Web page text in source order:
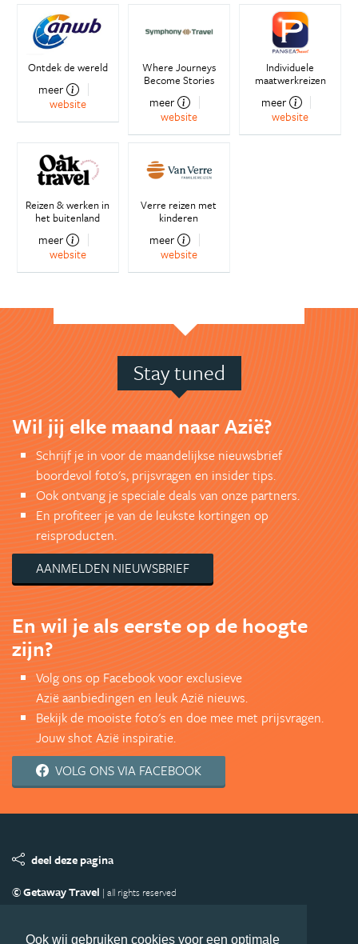
Ook wij gebruiken cookies voor een optimale
Ontdek de wereld
meer
website
Where Journeys
Become Stories
meer
website
Individuele
maatwerkreizen
meer
website
Reizen & werken in
het buitenland
meer
website
Verre reizen met
kinderen
meer
website
Stay tuned
Wil jij elke maand naar Azië?
Schrijf je in voor de maandelijkse nieuwsbrief
boordevol foto's, prijsvragen en insider tips.
Ook ontvang je speciale deals van onze partners.
En profiteer je van de leukste kortingen op
reisproducten.
AANMELDEN NIEUWSBRIEF
En wil je als eerste op de hoogte
zijn?
Volg ons op Facebook voor exclusieve
Azië aanbiedingen en leuk Azië nieuws.
Bekijk de mooiste foto's en doe mee met prijsvragen.
Jouw shot Azië inspiratie.
VOLG ONS VIA FACEBOOK
deel deze pagina
© Getaway Travel | all rights reserved
Copyright
Privacy statement Disclaimer Cookies